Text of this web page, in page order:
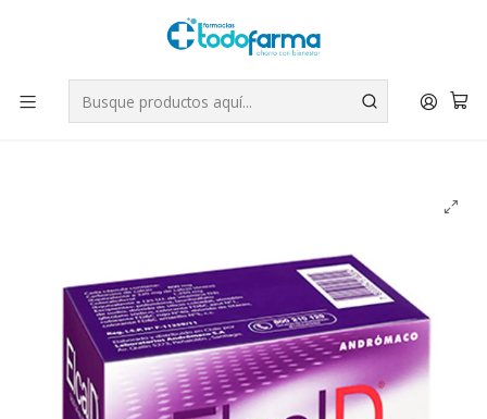
Tus compras tienen envío GRATIS por Rappi - Atención exclusiva
para Chile | WhatsApp +56
Leer más
Inicio Suplementos
Elcal D Calcio 320 mg Vitamina D3 125 UI 60 Cápsulas.